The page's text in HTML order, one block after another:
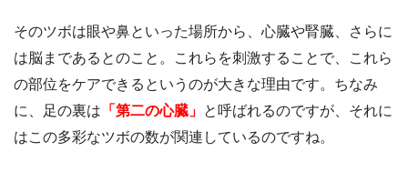
そのツボは眼や鼻といった場所から、心臓や腎臓、さらに
は脳まであるとのこと。これらを刺激することで、これら
の部位をケアできるというのが大きな理由です。ちなみ
に、足の裏は 「第二の心臓」 と呼ばれるのですが、それに
はこの多彩なツボの数が関連しているのですね。